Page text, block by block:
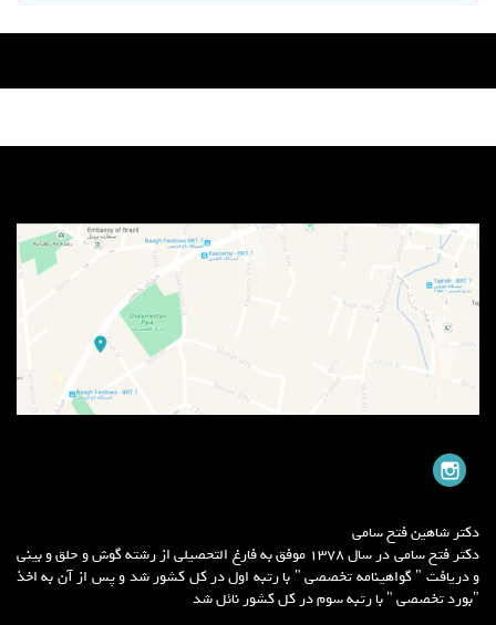
دکتر شاهین فتح سامی
دکتر فتح سامی در سال 1378 موفق به فارغ التحصیلی از رشته گوش و حلق و بینی
و دریافت " گواهینامه تخصصی " با رتبه اول در کل کشور شد و پس از آن به اخذ
"بورد تخصصی " با رتبه سوم در کل کشور نائل شد